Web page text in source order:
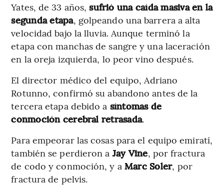
Yates, de 33 años,sufrió una caída masiva en la
segunda etapa, golpeando una barrera a alta
velocidad bajo la lluvia. Aunque terminó la
etapa con manchas de sangre y una laceración
en la oreja izquierda, lo peor vino después.
El director médico del equipo, Adriano
Rotunno, confirmó su abandono antes de la
tercera etapa debido a síntomas de
conmoción cerebral retrasada.
Para empeorar las cosas para el equipo emiratí,
también se perdieron a Jay Vine, por fractura
de codo y conmoción, y a Marc Soler, por
fractura de pelvis.